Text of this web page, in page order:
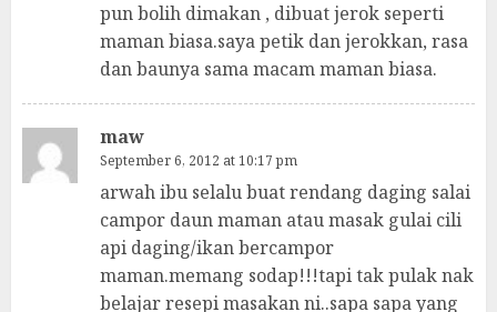
pun bolih dimakan , dibuat jerok seperti
maman biasa.saya petik dan jerokkan, rasa
dan baunya sama macam maman biasa.
maw
September 6, 2012 at 10:17 pm
arwah ibu selalu buat rendang daging salai
campor daun maman atau masak gulai cili
api daging/ikan bercampor
maman.memang sodap!!!tapi tak pulak nak
belajar resepi masakan ni..sapa sapa yang